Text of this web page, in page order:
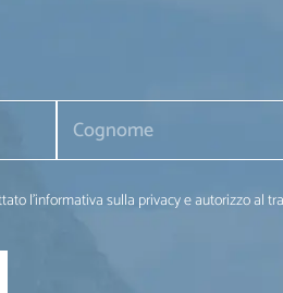
l'informativa sulla privacy e autorizzo al